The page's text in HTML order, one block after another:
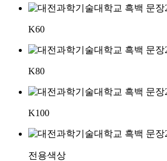
K60
K80
K100
전용색상